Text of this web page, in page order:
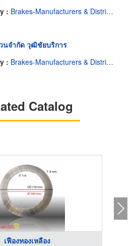
: Brakes-Manufacturers & Distributors
นจำกัด วุฒิชัยบริการ
: Brakes-Manufacturers & Distributors
Catalog
เฟืองทองเหลือง